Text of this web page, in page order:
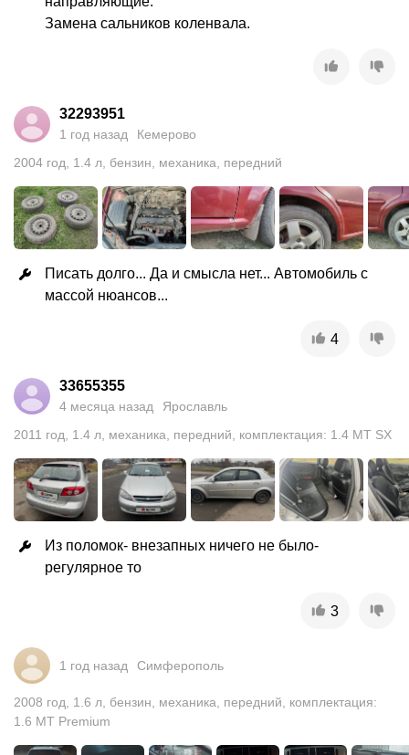
Замена сальников коленвала.
32293951
1 год назад
Кемерово
2004 год 1.4 л бензин механика передний
Писать долго... Да и смысла нет... Автомобиль с
массой нюансов...
4
33655355
4 месяца назад
Ярославль
2011 год 1.4 л механика передний комплектация: 1.4 MT SX
Из поломок- внезапных ничего не было-
регулярное то
3
1 год назад Симферополь
2008 год 1.6 л бензин механика передний
комплектация:
1.6 MT Premium